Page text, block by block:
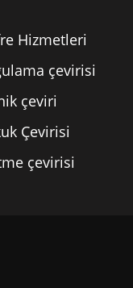
Hizmetleri
çevirisi
çeviri
Çevirisi
çevirisi